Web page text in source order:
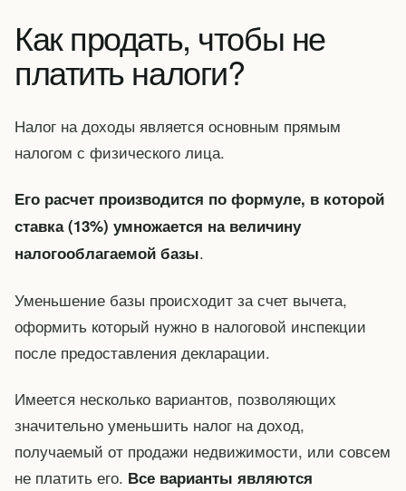
Как продать, чтобы не
платить налоги?
Налог на доходы является основным прямым
налогом с физического лица.
Его расчет производится по формуле, в которой
ставка (13%) умножается на величину
налогооблагаемой базы.
Уменьшение базы происходит за счет вычета,
оформить который нужно в налоговой инспекции
после предоставления декларации.
Имеется несколько вариантов, позволяющих
значительно уменьшить налог на доход,
получаемый от продажи недвижимости, или совсем
не платить его. Все варианты являются